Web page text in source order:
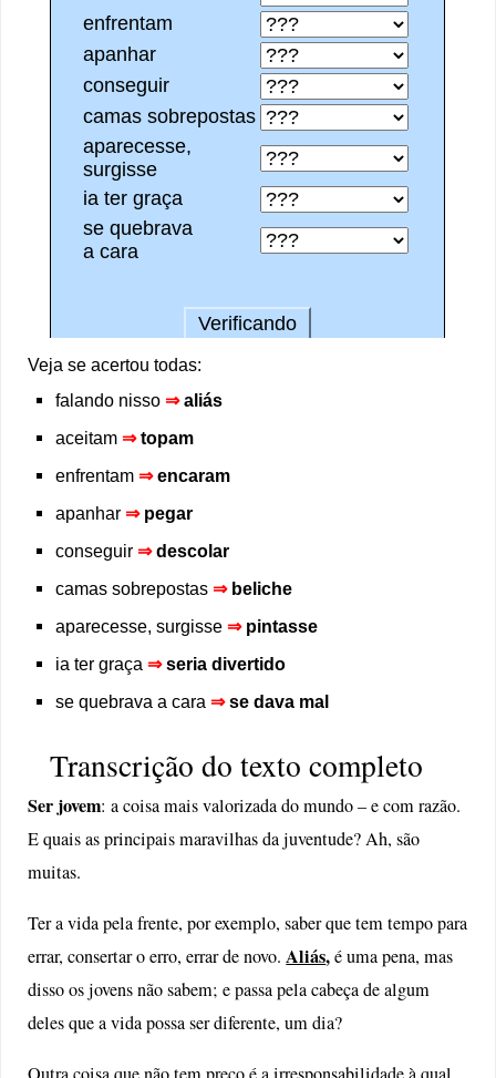
Veja se acertou todas:
falando nisso ⇒ aliás
aceitam ⇒ topam
enfrentam ⇒ encaram
apanhar ⇒ pegar
conseguir ⇒ descolar
camas sobrepostas ⇒ beliche
aparecesse, surgisse ⇒ pintasse
ia ter graça ⇒ seria divertido
se quebrava a cara ⇒ se dava mal
Transcrição do texto completo
Ser jovem: a coisa mais valorizada do mundo – e com razão.
E quais as principais maravilhas da juventude? Ah, são
muitas.
Ter a vida pela frente, por exemplo, saber que tem tempo para
errar, consertar o erro, errar de novo.Aliás,é uma pena, mas
disso os jovens não sabem; e passa pela cabeça de algum
deles que a vida possa ser diferente, um dia?